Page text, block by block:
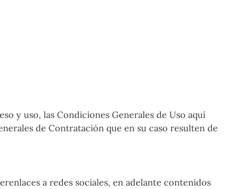
y uso, las Condiciones Generales de Uso aquí
de Contratación que en su caso resulten de
a redes sociales, en adelante contenidos